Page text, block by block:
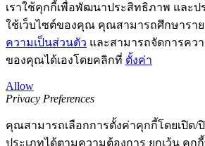
เราใช้คุกกี้เพื่อพัฒนาประสิทธิภาพ และ
ใช้เว็บไซต์ของคุณ คุณสามารถศึกษาราย
ความเป็นส่วนตัว และสามารถจัดการคว
ของคุณได้เองโดยคลิกที่ ตั้งค่า
Allow
Privacy Preferences
คุณสามารถเลือกการตั้งค่าคุกกี้โดยเปิด/
ประเภทได้ตามความต้องการ ยกเว้น คุก